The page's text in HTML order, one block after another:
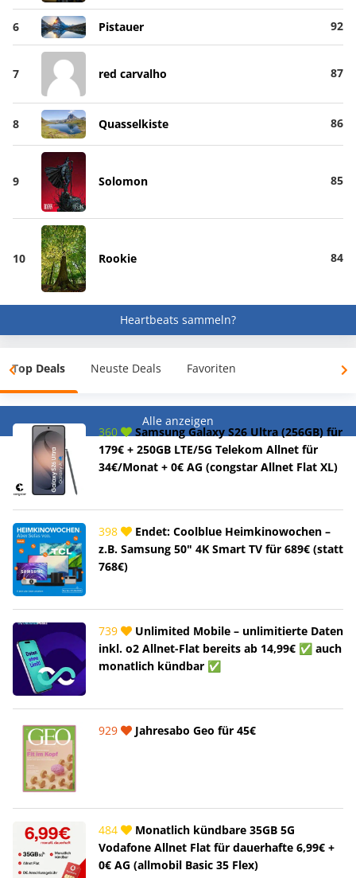
6 Pistauer 92
7 red carvalho 87
8 Quasselkiste 86
9 Solomon 85
10 Rookie 84
Heartbeats sammeln?
Top Deals Neuste Deals Favoriten
Alle anzeigen
360
Samsung Galaxy S26 Ultra (256GB) für
179€ + 250GB LTE/5G Telekom Allnet für
34€/Monat + 0€ AG (congstar Allnet Flat XL)
398
Endet: Coolblue Heimkinowochen –
z.B. Samsung 50" 4K Smart TV für 689€ (statt
768€)
739
Unlimited Mobile – unlimitierte Daten
inkl. o2 Allnet-Flat bereits ab 14,99€ ✅ auch
monatlich kündbar ✅
929 Jahresabo Geo für 45€
484
Monatlich kündbare 35GB 5G
Vodafone Allnet Flat für dauerhafte 6,99€ +
0€ AG (allmobil Basic 35 Flex)